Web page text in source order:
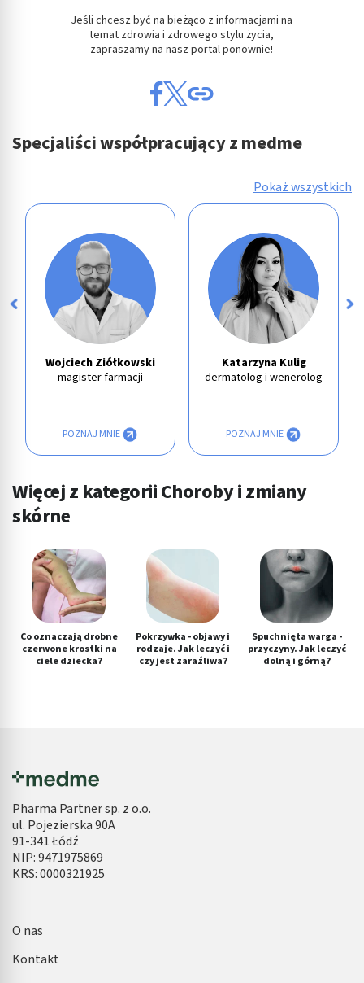
Jeśli chcesz być na bieżąco z informacjami na
temat zdrowia i zdrowego stylu życia,
zapraszamy na nasz portal ponownie!
Specjaliści współpracujący z medme
Pokaż wszystkich
Wojciech Ziółkowski
magister farmacji
POZNAJ MNIE
Katarzyna Kulig
dermatolog i wenerolog
POZNAJ MNIE
Więcej z kategorii Choroby i zmiany
skórne
Co oznaczają drobne
czerwone krostki na
ciele dziecka?
Pokrzywka - objawy i
rodzaje. Jak leczyć i
czy jest zaraźliwa?
Spuchnięta warga -
przyczyny. Jak leczyć
dolną i górną?
Pharma Partner sp. z o.o.
ul. Pojezierska 90A
91-341 Łódź
NIP: 9471975869
KRS: 0000321925
O nas
Kontakt